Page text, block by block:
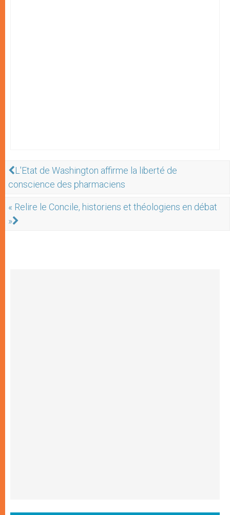
L'Etat de Washington affirme la liberté de
conscience des pharmaciens
« Relire le Concile, historiens et théologiens en débat
»